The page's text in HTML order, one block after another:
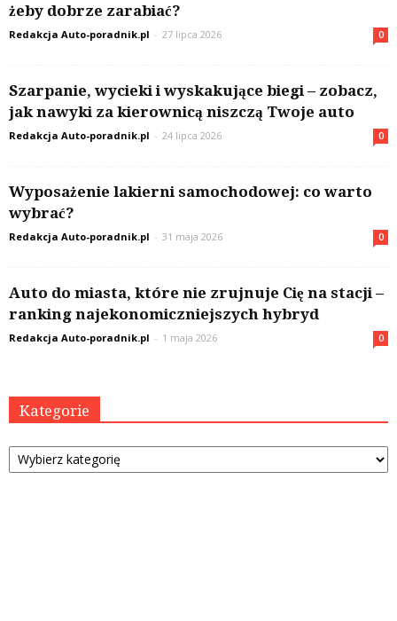
żeby dobrze zarabiać?
Redakcja Auto-poradnik.pl - 27 lipca 2026 0
Szarpanie, wycieki i wyskakujące biegi – zobacz,
jak nawyki za kierownicą niszczą Twoje auto
Redakcja Auto-poradnik.pl - 24 lipca 2026 0
Wyposażenie lakierni samochodowej: co warto
wybrać?
Redakcja Auto-poradnik.pl - 31 maja 2026 0
Auto do miasta, które nie zrujnuje Cię na stacji –
ranking najekonomiczniejszych hybryd
Redakcja Auto-poradnik.pl - 1 maja 2026 0
Kategorie
Kategorie